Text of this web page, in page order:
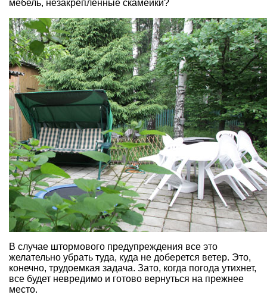
мебель, незакрепленные скамейки?
В случае штормового предупреждения все это
желательно убрать туда, куда не доберется ветер. Это,
конечно, трудоемкая задача. Зато, когда погода утихнет,
все будет невредимо и готово вернуться на прежнее
место.